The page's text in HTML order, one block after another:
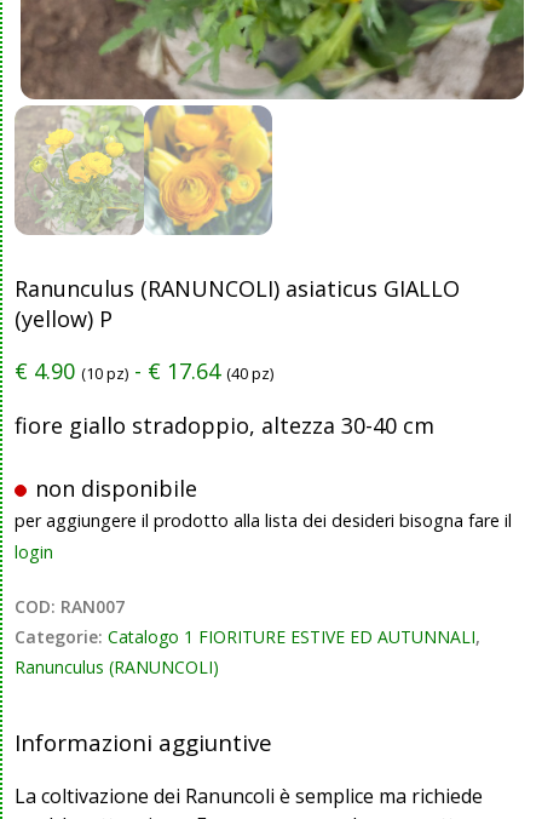
Ranunculus (RANUNCOLI) asiaticus GIALLO
(yellow) P
€ 4.90 (10 pz) - € 17.64 (40 pz)
fiore giallo stradoppio, altezza 30-40 cm
non disponibile
per aggiungere il prodotto alla lista dei desideri bisogna fare il
login
COD: RAN007
Categorie: Catalogo 1 FIORITURE ESTIVE ED AUTUNNALI,
Ranunculus (RANUNCOLI)
Informazioni aggiuntive
La coltivazione dei Ranuncoli è semplice ma richiede